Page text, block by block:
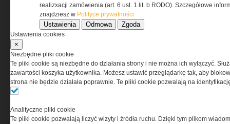
www.special-ops.pl
Korzystanie z portalu jest równoznaczne
odpowiedzialnością Spółka komandytowa, nr KRS:
0000537655, NIP 1132860378, REGON 146393437
(zwana dalej Grupa MEDIUM) w postaci Regulaminu.
realizxacji zamówienia (art. 6 ust. 1 lit. b RODO). Szczegółowe
znajdziesz w Polityce prywatności
Ustawienia Odmowa Zgoda
Ustawienia cookies
×
Niezbędne pliki cookie
Te pliki cookie są niezbędne do działania strony i nie można ich wyłączyć.
zawartości koszyka użytkownika. Możesz ustawić przeglądarkę tak, aby
strona nie będzie działała poprawnie. Te pliki cookie pozwalają na
Analityczne pliki cookie
Te pliki cookie pozwalają liczyć wizyty i źródła ruchu. Dzięki tym plikom